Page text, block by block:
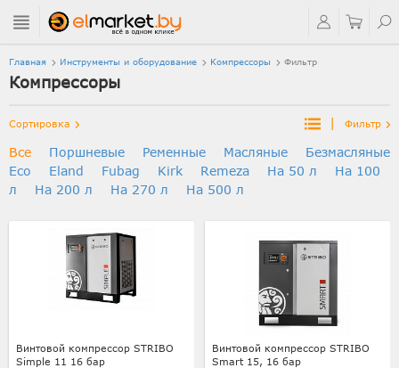
Главная Инструменты и оборудование Компрессоры Фильтр
Компрессоры
Сортировка | Фильтр
Все Поршневые Ременные Масляные
Безмасляные
Eco
Eland Fubag Kirk Remeza На 50 л
На 100
л
На 200 л На 270 л На 500 л
Винтовой компрессор STRIBO
Simple 11 16 бар
Винтовой компрессор STRIBO
Smart 15, 16 бар